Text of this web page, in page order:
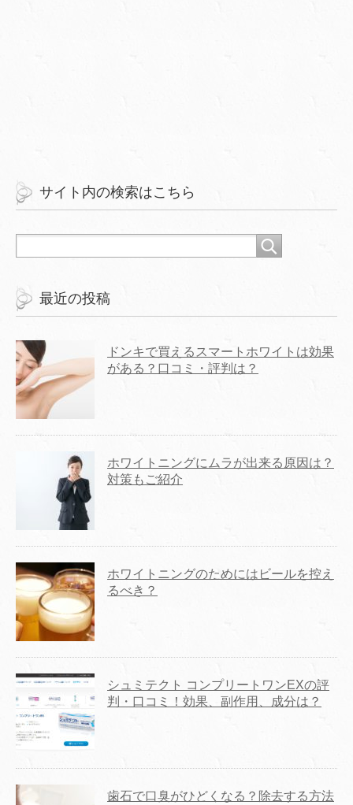
サイト内の検索はこちら
最近の投稿
ドンキで買えるスマートホワイトは効果
がある？口コミ・評判は？
ホワイトニングにムラが出来る原因は？
対策もご紹介
ホワイトニングのためにはビールを控え
るべき？
シュミテクト コンプリートワンEXの評
判・口コミ！効果、副作用、成分は？
歯石で口臭がひどくなる？除去する方法